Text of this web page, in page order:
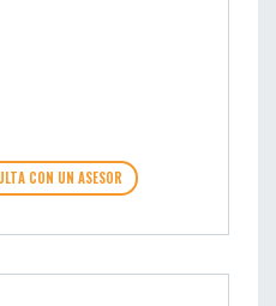
CON UN ASESOR